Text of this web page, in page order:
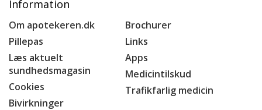
Information
Om apotekeren.dk
Pillepas
Læs aktuelt
sundhedsmagasin
Cookies
Bivirkninger
Brochurer
Links
Apps
Medicintilskud
Trafikfarlig medicin